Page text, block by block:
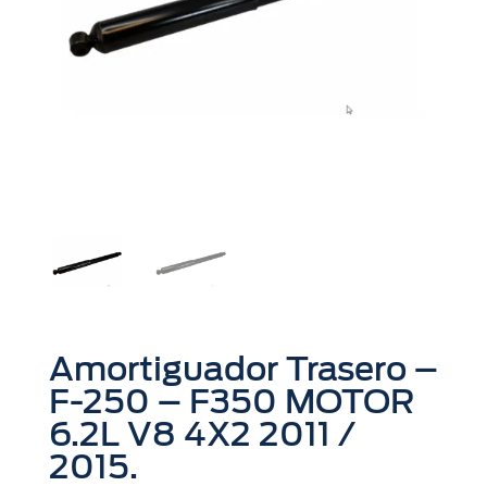
Amortiguador Trasero –
F-250 – F350 MOTOR
6.2L V8 4X2 2011 /
2015.